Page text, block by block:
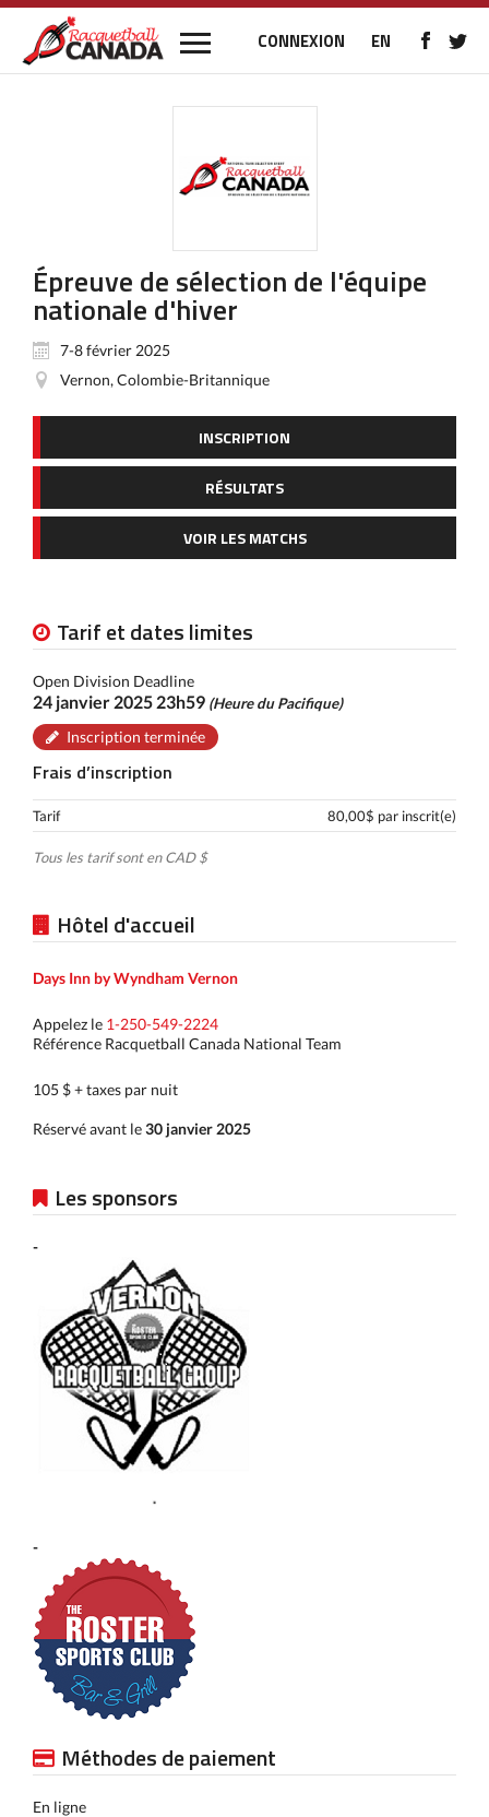
CONNEXION EN
Épreuve de sélection de l'équipe
nationale d'hiver
7-8 février 2025
Vernon, Colombie-Britannique
INSCRIPTION
RÉSULTATS
VOIR LES MATCHS
Tarif et dates limites
Open Division Deadline
24 janvier 2025 23h59 (Heure du Pacifique)
Inscription terminée
Frais d’inscription
Tarif 80,00$ par inscrit(e)
Tous les tarif sont en CAD $
Hôtel d'accueil
Days Inn by Wyndham Vernon
Appelez le 1-250-549-2224
Référence Racquetball Canada National Team
105 $ + taxes par nuit
Réservé avant le30 janvier 2025
Les sponsors
-
-
Méthodes de paiement
En ligne